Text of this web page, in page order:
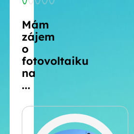
Mám
zájem
o
fotovoltaiku
na
...